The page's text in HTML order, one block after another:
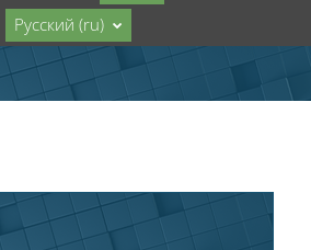
Русский ‎(ru)‎